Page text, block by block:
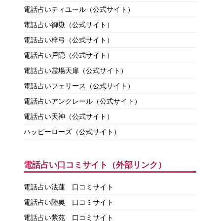
電話占いティユール（公式サイト）
電話占い御嶽（公式サイト）
電話占い梓弓（公式サイト）
電話占い戸隠（公式サイト）
電話占い霊場天扉（公式サイト）
電話占いフェリース（公式サイト）
電話占いアンクレール（公式サイト）
電話占い天神（公式サイト）
ハッピーローズ（公式サイト）
電話占い口コミサイト（外部リンク）
電話占い法蓮 口コミサイト
電話占い陸奥 口コミサイト
電話占い紫苑 口コミサイト